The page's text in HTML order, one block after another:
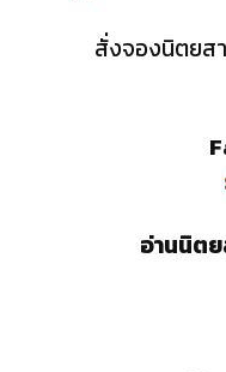
สั่งจองนิตยส
อ่านนิต